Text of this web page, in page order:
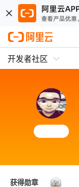
开发者社区
获得勋章